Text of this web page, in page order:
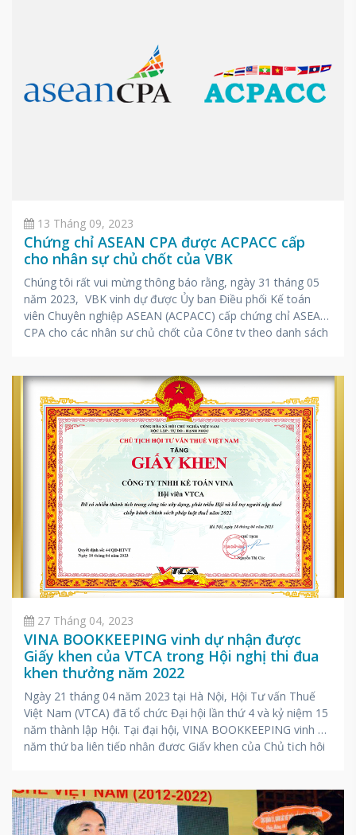
13 Tháng 09, 2023
Chứng chỉ ASEAN CPA được ACPACC cấp
cho nhân sự chủ chốt của VBK
Chúng tôi rất vui mừng thông báo rằng, ngày 31 tháng 05
năm 2023, VBK vinh dự được Ủy ban Điều phối Kế toán
viên Chuyên nghiệp ASEAN (ACPACC) cấp chứng chỉ ASEAN
CPA cho các nhân sự chủ chốt của Công ty theo danh sách
27 Tháng 04, 2023
VINA BOOKKEEPING vinh dự nhận được
Giấy khen của VTCA trong Hội nghị thi đua
khen thưởng năm 2022
Ngày 21 tháng 04 năm 2023 tại Hà Nội, Hội Tư vấn Thuế
Việt Nam (VTCA) đã tổ chức Đại hội lần thứ 4 và kỷ niệm 15
năm thành lập Hội. Tại đại hội, VINA BOOKKEEPING vinh dự
năm thứ ba liên tiếp nhận được Giấy khen của Chủ tịch hội